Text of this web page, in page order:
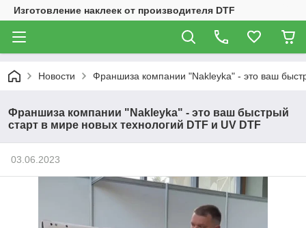
Изготовление наклеек от производителя DTF
Новости Франшиза компании "Nakleyka" - это ваш
Франшиза компании "Nakleyka" - это ваш быстрый
старт в мире новых технологий DTF и UV DTF
03.06.2023